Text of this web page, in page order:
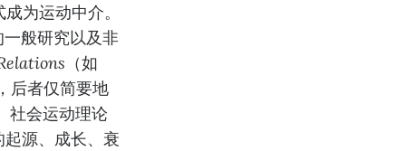
为运动中介。
般研究以及非
（如
后者仅简要地
社会运动理论
源、成长、衰